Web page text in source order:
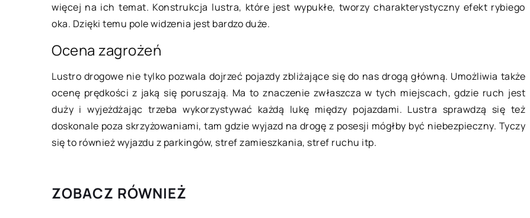
więcej na ich temat. Konstrukcja lustra, które jest wypukłe, tworzy charakterystyczny efekt rybiego
oka. Dzięki temu pole widzenia jest bardzo duże.
Ocena zagrożeń
Lustro drogowe nie tylko pozwala dojrzeć pojazdy zbliżające się do nas drogą główną. Umożliwia także
ocenę prędkości z jaką się poruszają. Ma to znaczenie zwłaszcza w tych miejscach, gdzie ruch jest
duży i wyjeżdżając trzeba wykorzystywać każdą lukę między pojazdami. Lustra sprawdzą się też
doskonale poza skrzyżowaniami, tam gdzie wyjazd na drogę z posesji mógłby być niebezpieczny. Tyczy
się to również wyjazdu z parkingów, stref zamieszkania, stref ruchu itp.
ZOBACZ RÓWNIEŻ
Jak w pełni można wykorzystać
wykroje krawieckie?
słabej jakości materiały
proponowane nam przez sieciówki,
dobrym pomysłem będzie
rozpoczęcie przygody z
samodzielnym […]
Jak ułożyć dietę, będąc uczulonym
nietolerancją glutenu jest całkowita
eliminacja tego typu białka ze swojej
diety. Może to okazać się […]